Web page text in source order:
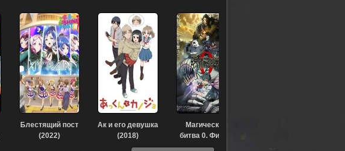
Блестящий пост
(2022)
Ак и его девушка
(2018)
Магическая
битва 0. Фильм
(2021)